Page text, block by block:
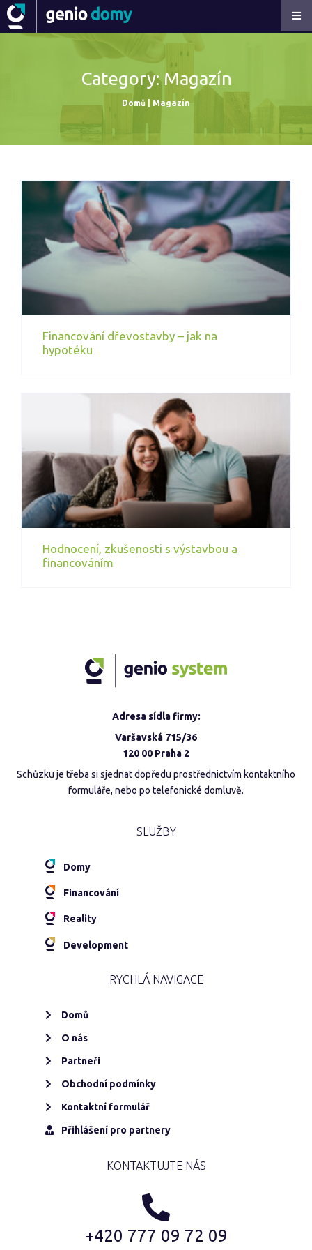
Category: Magazín
Domů Magazín
Financování dřevostavby – jak na
hypotéku
Hodnocení, zkušenosti s výstavbou a
financováním
Adresa sídla firmy:
Varšavská 715/36
120 00 Praha 2
Schůzku je třeba si sjednat dopředu prostřednictvím kontaktního
formuláře, nebo po telefonické domluvě.
SLUŽBY
Domy
Financování
Reality
Development
RYCHLÁ NAVIGACE
Domů
O nás
Partneři
Obchodní podmínky
Kontaktní formulář
Přihlášení pro partnery
KONTAKTUJTE NÁS
+420 777 09 72 09